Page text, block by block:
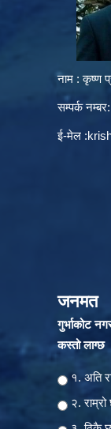
नाम : कृष्ण
सम्पर्क
ई-मेल :
जनमत
गुर्भाकोट
कस्तो लाग्छ
Choices
१. अति
२‍‍.